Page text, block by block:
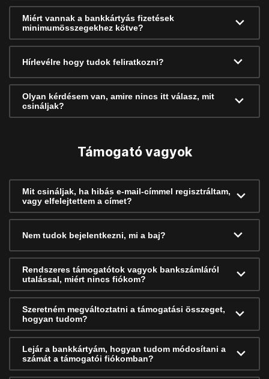
Miért vannak a bankkártyás fizetések
minimumösszegekhez kötve?
Hírlevélre hogy tudok feliratkozni?
Olyan kérdésem van, amire nincs itt válasz, mit
csináljak?
Támogató vagyok
Mit csináljak, ha hibás e-mail-címmel regisztráltam,
vagy elfelejtettem a címet?
Nem tudok bejelentkezni, mi a baj?
Rendszeres támogatótok vagyok bankszámláról
utalással, miért nincs fiókom?
Szeretném megváltoztatni a támogatási összeget,
hogyan tudom?
Lejár a bankkártyám, hogyan tudom módosítani a
számát a támogatói fiókomban?